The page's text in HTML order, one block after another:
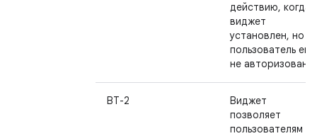
действию, когда
виджет
установлен, но
пользователь еще
не авторизован.
ВТ-2
Виджет
позволяет
пользователям